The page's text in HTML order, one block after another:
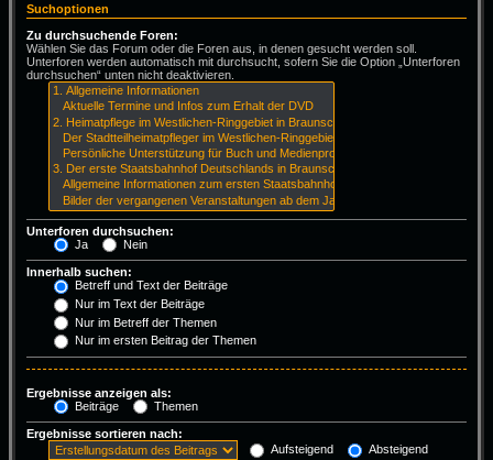
Suchoptionen
Zu durchsuchende Foren:
Wählen Sie das Forum oder die Foren aus, in denen gesucht werden soll.
Unterforen werden automatisch mit durchsucht, sofern Sie die Option „Unterforen
durchsuchen“ unten nicht deaktivieren.
Unterforen durchsuchen:
Ja
Nein
Innerhalb suchen:
Betreff und Text der Beiträge
Nur im Text der Beiträge
Nur im Betreff der Themen
Nur im ersten Beitrag der Themen
Ergebnisse anzeigen als:
Beiträge
Themen
Ergebnisse sortieren nach:
Aufsteigend
Absteigend